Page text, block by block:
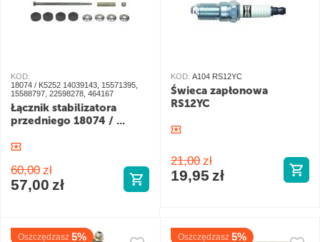
KOD:
18074 / K5252 14039143, 15571395,
15588797, 22598278, 464167
Łącznik stabilizatora
przedniego 18074 / ...
60,00 zł
57,00 zł
KOD: A104 RS12YC
Świeca zapłonowa
RS12YC
21,00 zł
19,95 zł
Oszczędzasz 5% Oszczędzasz 5%